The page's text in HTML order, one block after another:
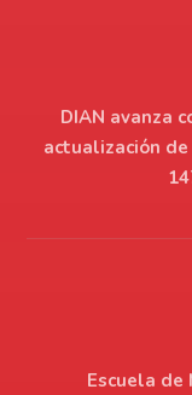
DIAN avanza
actualización
Escuela de